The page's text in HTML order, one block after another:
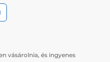
vásárolnia, és ingyenes